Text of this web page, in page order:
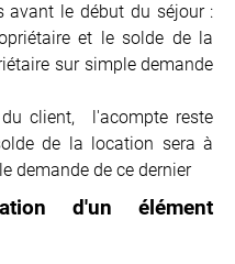
avant le début du séjour :
et le solde de la
sur simple demande
du client, l'acompte reste
de la location sera à
demande de ce dernier
d'un élément